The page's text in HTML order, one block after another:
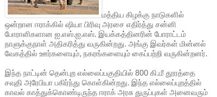
மத்திய கிழக்கு நாடுகளில்
ஒன்றான ஈராக்கில் ஷியா பிரிவு அரசை எதிர்த்து சன்னி
போராளிகளான ஐ.எஸ்.ஐ.எஸ். இயக்கத்தினரின் போராட்டம்
நாளுக்குநாள் அதிகரித்து வருகின்றது. அங்கு இவர்கள் மின்னல்
வேகத்தில் ஊர்களையும், நகரங்களையும் கைப்பற்றி வருகின்றனர்.
இந்த நாட்டின் தென்புற எல்லைப்பகுதியில் 800 கி.மீ தூரத்தை
சவுதி அரேபியா பகிர்ந்து கொள்கின்றது. இந்த எல்லைப்புறத்தில்
காவல் காத்துக்கொண்டிருந்த ஈராக் அரசு துருப்புகள் அனைவரும்